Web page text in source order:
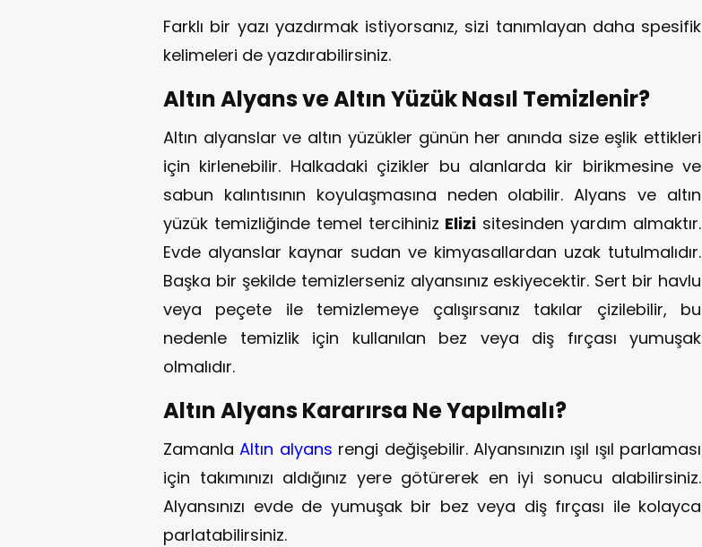
Farklı bir yazı yazdırmak istiyorsanız, sizi tanımlayan daha spesifik
kelimeleri de yazdırabilirsiniz.
Altın Alyans ve Altın Yüzük Nasıl Temizlenir?
Altın alyanslar ve altın yüzükler günün her anında size eşlik ettikleri
için kirlenebilir. Halkadaki çizikler bu alanlarda kir birikmesine ve
sabun kalıntısının koyulaşmasına neden olabilir. Alyans ve altın
yüzük temizliğinde temel tercihiniz Elizi sitesinden yardım almaktır.
Evde alyanslar kaynar sudan ve kimyasallardan uzak tutulmalıdır.
Başka bir şekilde temizlerseniz alyansınız eskiyecektir. Sert bir havlu
veya peçete ile temizlemeye çalışırsanız takılar çizilebilir, bu
nedenle temizlik için kullanılan bez veya diş fırçası yumuşak
olmalıdır.
Altın Alyans Kararırsa Ne Yapılmalı?
ZamanlaAltın alyans rengi değişebilir. Alyansınızın ışıl ışıl parlaması
için takımınızı aldığınız yere götürerek en iyi sonucu alabilirsiniz.
Alyansınızı evde de yumuşak bir bez veya diş fırçası ile kolayca
parlatabilirsiniz.